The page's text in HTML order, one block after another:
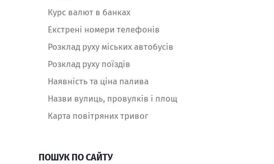
Курс валют в банках
Екстрені номери телефонів
Розклад руху міських автобусів
Розклад руху поїздів
Наявність та ціна палива
Назви вулиць, провулків і площ
Карта повітряних тривог
ПОШУК ПО САЙТУ